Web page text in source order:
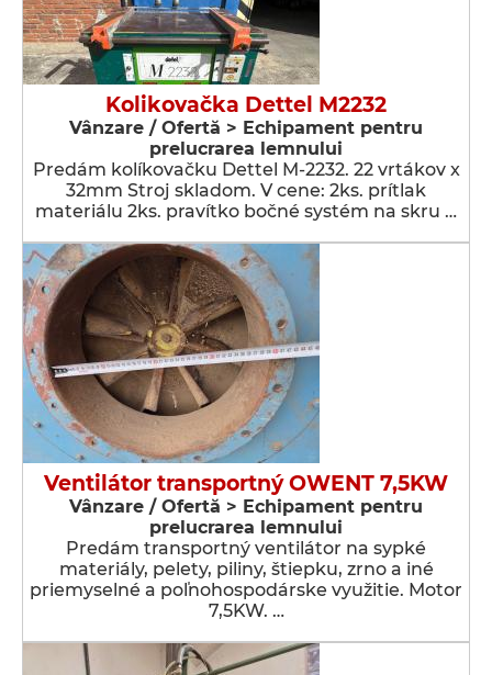
Kolikovačka Dettel M2232
Vânzare / Ofertă > Echipament pentru
prelucrarea lemnului
Predám kolíkovačku Dettel M-2232. 22 vrtákov x
32mm Stroj skladom. V cene: 2ks. prítlak
materiálu 2ks. pravítko bočné systém na skru …
Ventilátor transportný OWENT 7,5KW
Vânzare / Ofertă > Echipament pentru
prelucrarea lemnului
Predám transportný ventilátor na sypké
materiály, pelety, piliny, štiepku, zrno a iné
priemyselné a poľnohospodárske využitie. Motor
7,5KW. …